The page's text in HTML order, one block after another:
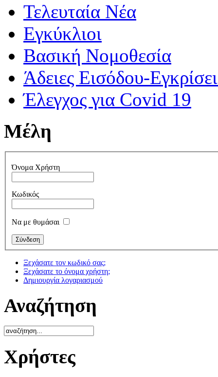
Τελευταία Νέα
Εγκύκλιοι
Βασική Νομοθεσία
Άδειες Εισόδου-
Έλεγχος για Covid 19
Μέλη
Όνομα Χρήστη
Κωδικός
Να με θυμάσαι
Ξεχάσατε τον κωδικό σας;
Ξεχάσατε το όνομα χρήστη;
Δημιουργία λογαριασμού
Αναζήτηση
Χρήστες